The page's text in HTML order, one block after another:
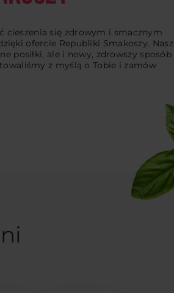
cieszenia się zdrowym i smacznym
ofercie Republiki Smakoszy. Nasz
posiłki, ale i nowy, zdrowszy sposób
z myślą o Tobie i zamów